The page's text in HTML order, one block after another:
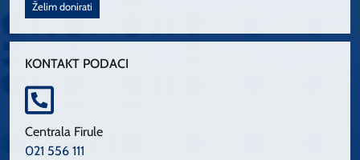
Želim donirati
KONTAKT PODACI
Centrala Firule
021 556 111